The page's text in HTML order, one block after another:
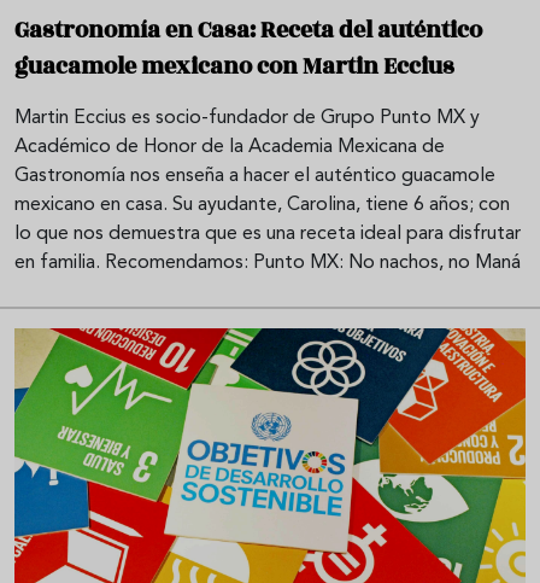
Gastronomía en Casa: Receta del auténtico
guacamole mexicano con Martin Eccius
Martin Eccius es socio-fundador de Grupo Punto MX y
Académico de Honor de la Academia Mexicana de
Gastronomía nos enseña a hacer el auténtico guacamole
mexicano en casa. Su ayudante, Carolina, tiene 6 años; con
lo que nos demuestra que es una receta ideal para disfrutar
en familia. Recomendamos: Punto MX: No nachos, no Maná